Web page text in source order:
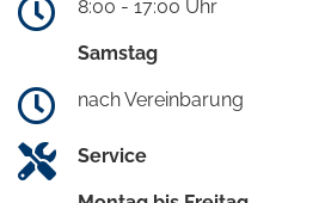
8:00 - 17:00 Uhr
Samstag
nach Vereinbarung
Service